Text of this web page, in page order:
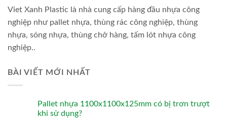
Viet Xanh Plastic là nhà cung cấp hàng đầu nhựa công
nghiệp như pallet nhựa, thùng rác công nghiệp, thùng
nhựa, sóng nhựa, thùng chở hàng, tấm lót nhựa công
nghiệp..
BÀI VIẾT MỚI NHẤT
Pallet nhựa 1100x1100x125mm có bị trơn trượt
khi sử dụng?